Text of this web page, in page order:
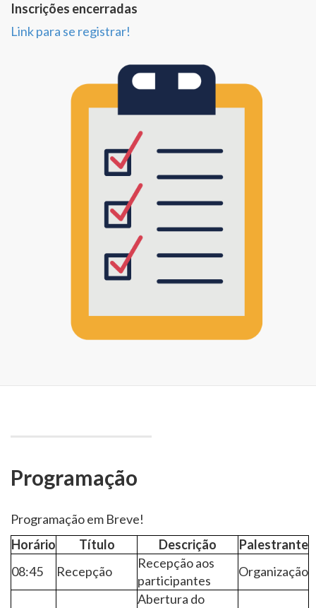
Inscrições encerradas
Link para se registrar!
Programação
Programação em Breve!
Horário
Título Descrição
Palestrante
08:45
Recepção
Recepção aos
participantes
Organização
Abertura do